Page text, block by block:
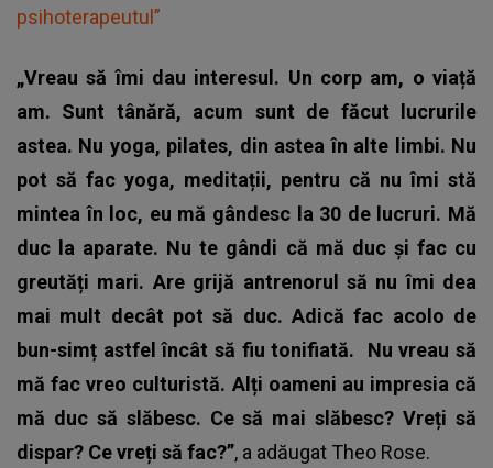
psihoterapeutul”
„Vreau să îmi dau interesul. Un corp am, o viață
am. Sunt tânără, acum sunt de făcut lucrurile
astea. Nu yoga, pilates, din astea în alte limbi. Nu
pot să fac yoga, meditații, pentru că nu îmi stă
mintea în loc, eu mă gândesc la 30 de lucruri. Mă
duc la aparate. Nu te gândi că mă duc și fac cu
greutăți mari. Are grijă antrenorul să nu îmi dea
mai mult decât pot să duc. Adică fac acolo de
bun-simț astfel încât să fiu tonifiată. Nu vreau să
mă fac vreo culturistă. Alți oameni au impresia că
mă duc să slăbesc. Ce să mai slăbesc? Vreți să
dispar? Ce vreți să fac?”, a adăugat Theo Rose.